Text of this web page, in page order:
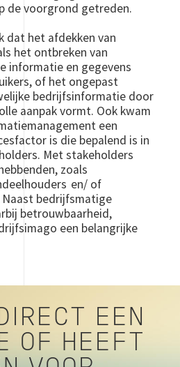
de voorgrond getreden.
dat het afdekken van
het ontbreken van
informatie en gegevens
of het ongepast
bedrijfsinformatie door
aanpak vormt. Ook kwam
een
is die bepalend is in
Met stakeholders
zoals
en/ of
bedrijfsmatige
betrouwbaarheid,
een belangrijke
EEN
OF HEEFT